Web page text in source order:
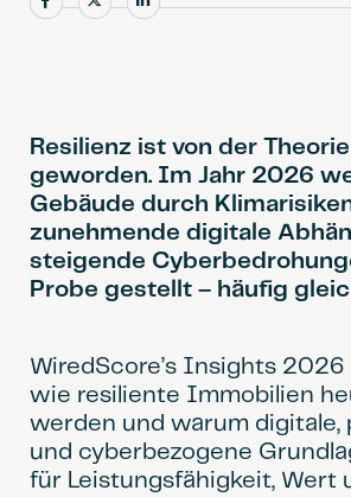
buildings.
About
Resilienz ist von der
geworden. Im Jahr 2026
Gebäude durch
zunehmende digitale
steigende
Probe gestellt – häufig
WiredScore’s Insights
wie resiliente Immobilien
werden und warum digitale,
und cyberbezogene
für Leistungsfähigkeit, Wert